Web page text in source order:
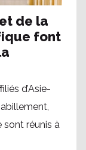
de la
font
d’Asie-
sont réunis à